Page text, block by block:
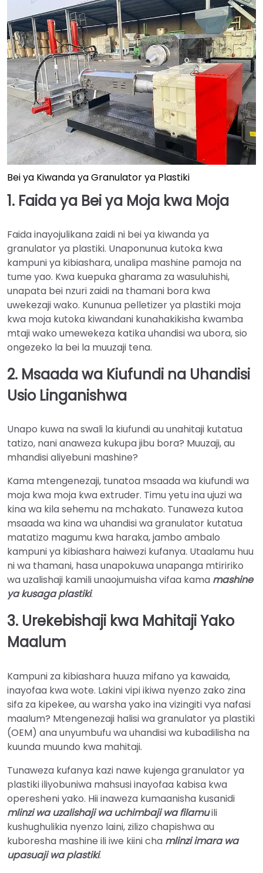
Bei ya Kiwanda ya Granulator ya Plastiki
1. Faida ya Bei ya Moja kwa Moja
Faida inayojulikana zaidi ni bei ya kiwanda ya
granulator ya plastiki. Unaponunua kutoka kwa
kampuni ya kibiashara, unalipa mashine pamoja na
tume yao. Kwa kuepuka gharama za wasuluhishi,
unapata bei nzuri zaidi na thamani bora kwa
uwekezaji wako. Kununua pelletizer ya plastiki moja
kwa moja kutoka kiwandani kunahakikisha kwamba
mtaji wako umewekeza katika uhandisi wa ubora, sio
ongezeko la bei la muuzaji tena.
2. Msaada wa Kiufundi na Uhandisi
Usio Linganishwa
Unapo kuwa na swali la kiufundi au unahitaji kutatua
tatizo, nani anaweza kukupa jibu bora? Muuzaji, au
mhandisi aliyebuni mashine?
Kama mtengenezaji, tunatoa msaada wa kiufundi wa
moja kwa moja kwa extruder. Timu yetu ina ujuzi wa
kina wa kila sehemu na mchakato. Tunaweza kutoa
msaada wa kina wa uhandisi wa granulator kutatua
matatizo magumu kwa haraka, jambo ambalo
kampuni ya kibiashara haiwezi kufanya. Utaalamu huu
ni wa thamani, hasa unapokuwa unapanga mtiririko
wa uzalishaji kamili unaojumuisha vifaa kama mashine
ya kusaga plastiki.
3. Urekebishaji kwa Mahitaji Yako
Maalum
Kampuni za kibiashara huuza mifano ya kawaida,
inayofaa kwa wote. Lakini vipi ikiwa nyenzo zako zina
sifa za kipekee, au warsha yako ina vizingiti vya nafasi
maalum? Mtengenezaji halisi wa granulator ya plastiki
(OEM) ana unyumbufu wa uhandisi wa kubadilisha na
kuunda muundo kwa mahitaji.
Tunaweza kufanya kazi nawe kujenga granulator ya
plastiki iliyobuniwa mahsusi inayofaa kabisa kwa
operesheni yako. Hii inaweza kumaanisha kusanidi
mlinzi wa uzalishaji wa uchimbaji wa filamuili
kushughulikia nyenzo laini, zilizo chapishwa au
kuboresha mashine ili iwe kiini cha mlinzi imara wa
upasuaji wa plastiki.